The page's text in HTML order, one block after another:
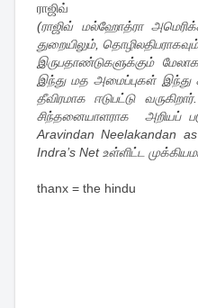
ராஜிவ்
(ராஜிவ் மல்ஹோத்ரா
துறையிலும்,
இருபதாண்டுகளுக்கும் மேலாக
இந்து மத அமைப்புகள் இந்து
தீவிரமாக ஈடுபட்டு
சிந்தனையாளராக அறியப்
Aravindan Neelakandan
Indra’s Net உள்ளிட்ட
thanx = the hindu